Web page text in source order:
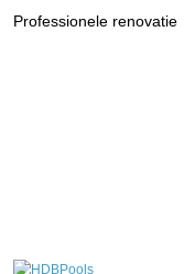
Professionele renovatie